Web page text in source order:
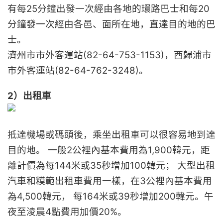
有每25分鐘出發一次經由各地的環路巴士和每20
分鐘發一次經由各邑、面所在地，直達目的地的巴
士。
濟州市市外客運站(82-64-753-1153)，西歸浦市
市外客運站(82-64-762-3248)。
2）出租車
抵達機場或碼頭後，乘坐出租車可以很容易地到達
目的地。 一般2公裡內基本費用為1,900韓元，距
離計價為每144米或35秒增加100韓元； 大型出租
汽車和糢範出租車費用一樣，在3公裡內基本費用
為4,500韓元， 每164米或39秒增加200韓元。午
夜至淩晨4點費用加價20%。